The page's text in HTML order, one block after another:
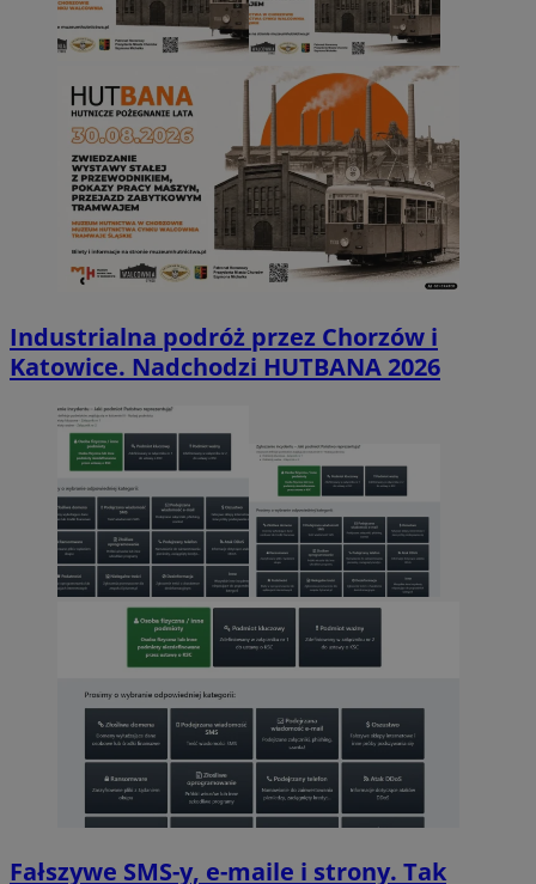
Industrialna podróż przez Chorzów i
Katowice. Nadchodzi HUTBANA 2026
Fałszywe SMS-y, e-maile i strony. Tak